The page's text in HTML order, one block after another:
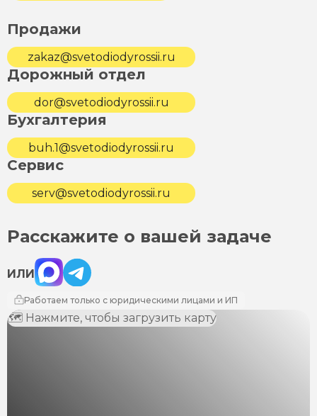
Продажи
zakaz@svetodiodyrossii.ru
Дорожный отдел
dor@svetodiodyrossii.ru
Бухгалтерия
buh.1@svetodiodyrossii.ru
Сервис
serv@svetodiodyrossii.ru
Расскажите о вашей задаче
ИЛИ
Max Telegram
Работаем только с юридическими лицами и ИП
🗺 Нажмите, чтобы загрузить карту